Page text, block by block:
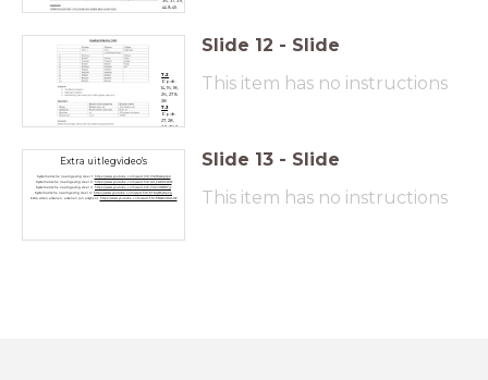
44 & 45
7.2
Opdr.
14, 16, 18,
26, 27 &
28
7.3
Opdr.
27, 28,
29, 30 &
Slide 12 - Slide
This item has no instructions
Extra uitlegvideo's
Systematische naamgeving deel 1: https://www.youtube.com/watch?v=Vr9t6zwqUpU
Systematische naamgeving deel 2: https://www.youtube.com/watch?v=Gd_2wR5PxXM
Systematische naamgeving deel 3: https://www.youtube.com/watch?v=VUZnHWiRYjs
Systematische naamgeving deel 4: https://www.youtube.com/watch?v=6YGqWoy0p2g
Extra video alkanen, alkenen (en alkynen): https://www.youtube.com/watch?v=6MxLXCDwnGE
Slide 13 - Slide
This item has no instructions